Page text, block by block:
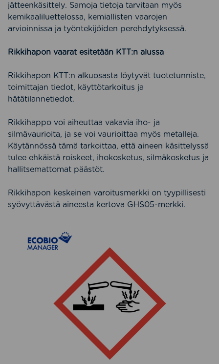
jätteenkäsittely. Samoja tietoja tarvitaan myös
kemikaaliluettelossa, kemiallisten vaarojen
arvioinnissa ja työntekijöiden perehdytyksessä.
Rikkihapon vaarat esitetään KTT:n alussa
Rikkihapon KTT:n alkuosasta löytyvät tuotetunniste,
toimittajan tiedot, käyttötarkoitus ja
hätätilannetiedot.
Rikkihappo voi aiheuttaa vakavia iho- ja
silmävaurioita, ja se voi vaurioittaa myös metalleja.
Käytännössä tämä tarkoittaa, että aineen käsittelyssä
tulee ehkäistä roiskeet, ihokosketus, silmäkosketus ja
hallitsemattomat päästöt.
Rikkihapon keskeinen varoitusmerkki on tyypillisesti
syövyttävästä aineesta kertova GHS05-merkki.